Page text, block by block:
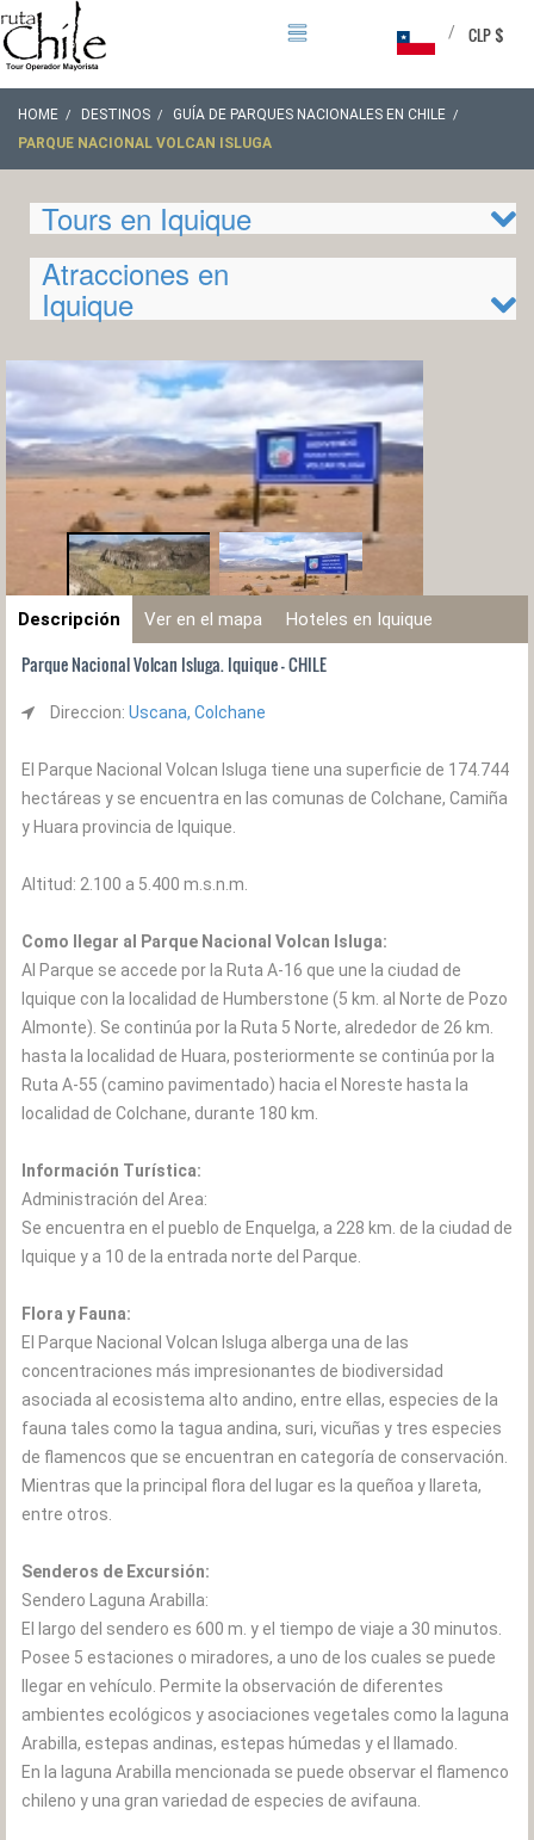
CLP $
/
HOME DESTINOS
GUÍA DE PARQUES NACIONALES EN CHILE
PARQUE NACIONAL VOLCAN ISLUGA
Tours en Iquique
Atracciones en
Iquique
Descripción Ver en el mapa Hoteles en Iquique
Parque Nacional Volcan Isluga. Iquique - CHILE
Direccion: Uscana, Colchane
El Parque Nacional Volcan Isluga tiene una superficie de 174.744
hectáreas y se encuentra en las comunas de Colchane, Camiña
y Huara provincia de Iquique.
Altitud: 2.100 a 5.400 m.s.n.m.
Como llegar al Parque Nacional Volcan Isluga:
Al Parque se accede por la Ruta A-16 que une la ciudad de
Iquique con la localidad de Humberstone (5 km. al Norte de Pozo
Almonte). Se continúa por la Ruta 5 Norte, alrededor de 26 km.
hasta la localidad de Huara, posteriormente se continúa por la
Ruta A-55 (camino pavimentado) hacia el Noreste hasta la
localidad de Colchane, durante 180 km.
Información Turística:
Administración del Area:
Se encuentra en el pueblo de Enquelga, a 228 km. de la ciudad de
Iquique y a 10 de la entrada norte del Parque.
Flora y Fauna:
El Parque Nacional Volcan Isluga alberga una de las
concentraciones más impresionantes de biodiversidad
asociada al ecosistema alto andino, entre ellas, especies de la
fauna tales como la tagua andina, suri, vicuñas y tres especies
de flamencos que se encuentran en categoría de conservación.
Mientras que la principal flora del lugar es la queñoa y llareta,
entre otros.
Senderos de Excursión:
Sendero Laguna Arabilla:
El largo del sendero es 600 m. y el tiempo de viaje a 30 minutos.
Posee 5 estaciones o miradores, a uno de los cuales se puede
llegar en vehículo. Permite la observación de diferentes
ambientes ecológicos y asociaciones vegetales como la laguna
Arabilla, estepas andinas, estepas húmedas y el llamado.
En la laguna Arabilla mencionada se puede observar el flamenco
chileno y una gran variedad de especies de avifauna.